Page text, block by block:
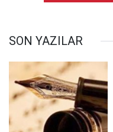
SON YAZILAR